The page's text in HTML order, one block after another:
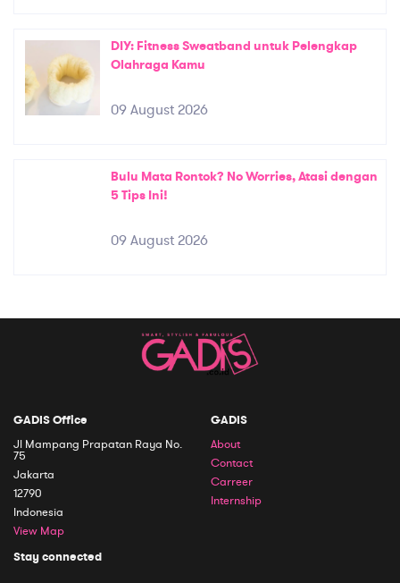
DIY: Fitness Sweatband untuk Pelengkap
Olahraga Kamu
09 August 2026
Bulu Mata Rontok? No Worries, Atasi dengan
5 Tips Ini!
09 August 2026
GADIS Office
Jl Mampang Prapatan Raya No.
75
Jakarta
12790
Indonesia
View Map
GADIS
About
Contact
Carreer
Internship
Stay connected